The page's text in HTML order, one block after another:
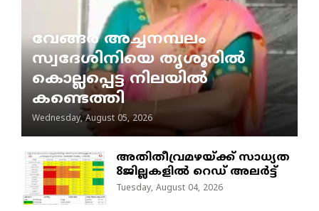
വേങ്ങര അച്ചനമ്പലം
സ്വദേശിനിയെ തൃശൂരിൽ
കൊല്ലപ്പെട്ട നിലയിൽ
കണ്ടെത്തി
Wednesday, August 05, 2026
അതിതീവ്രമഴയ്ക്ക് സാധ്യത
8ജില്ലകളിൽ റെഡ് അലർട്ട്
Tuesday, August 04, 2026